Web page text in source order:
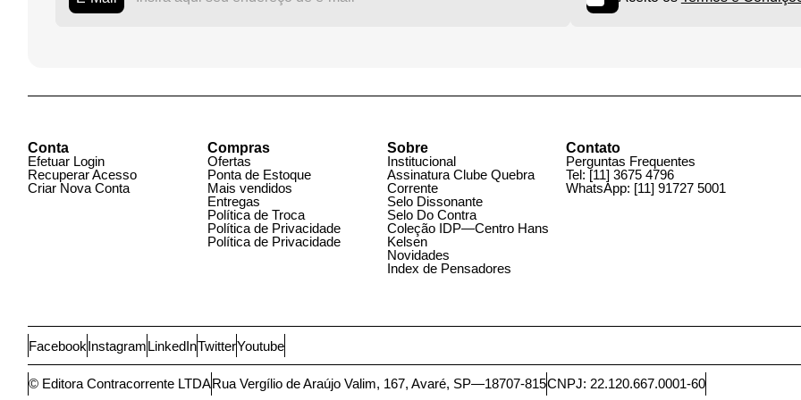
E-Mail
Conta
Efetuar Login
Recuperar Acesso
Compras
Ofertas
Ponta de Estoque
Mais vendidos
Entregas
Política de Troca
Política de Privacidade
Sobre
Institucional
Assinatura Clube Quebra
Corrente
Selo Dissonante
Selo Do Contra
Coleção IDP—Centro Hans
Kelsen
Novidades
Contato
Perguntas Frequentes
Tel:[11] 3675 4796
FacebookInstagramLinkedInTwitterYoutube